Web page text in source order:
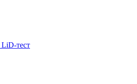
LiD-тест